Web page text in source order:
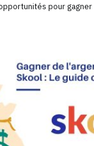
pour gagner